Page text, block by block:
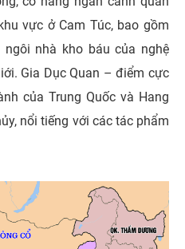
vực ở Cam Túc, bao gồm
nhà kho báu của nghệ
Gia Dục Quan – điểm cực
của Trung Quốc và Hang
nổi tiếng với các tác phẩm